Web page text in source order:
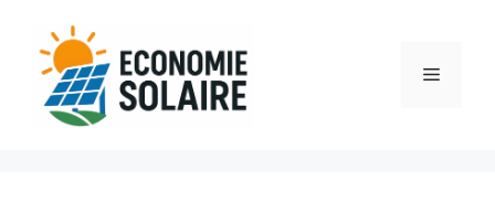
contenu
Menu